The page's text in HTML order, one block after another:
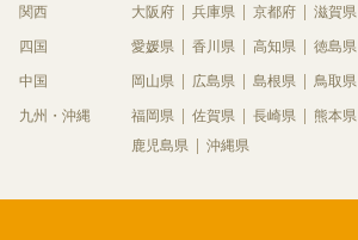
関西 大阪府 兵庫県 京都府 滋賀県
四国 愛媛県 香川県 高知県 徳島県
中国 岡山県 広島県 島根県 鳥取県
九州・沖縄 福岡県 佐賀県 長崎県 熊本県
鹿児島県
沖縄県